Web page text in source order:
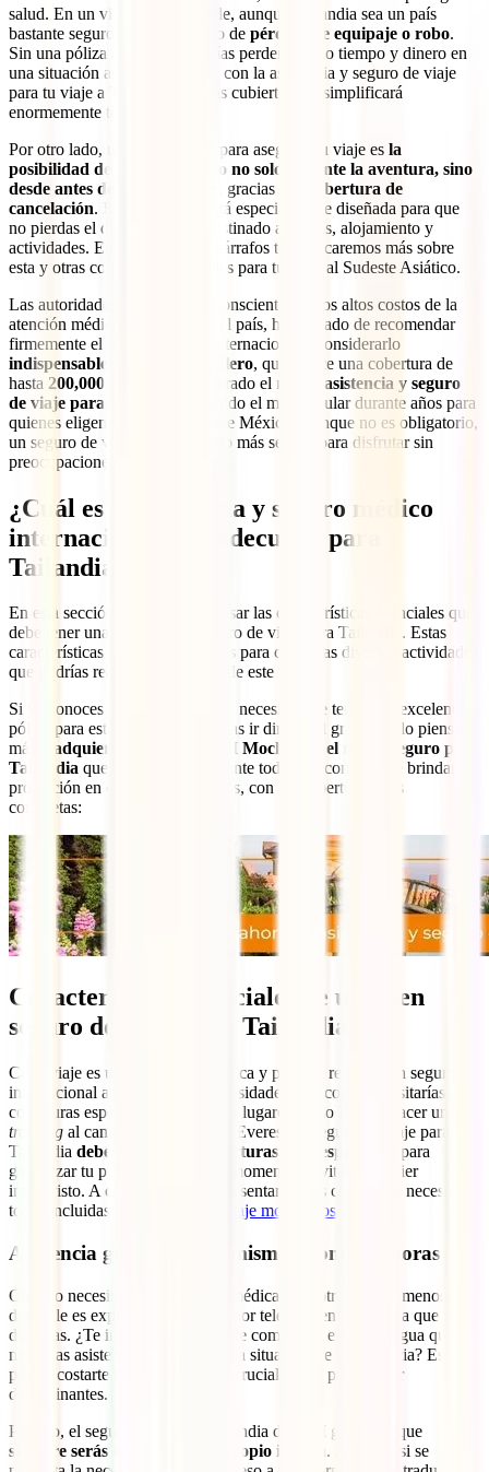
salud. En un viaje de esta índole, aunque Tailandia sea un país
bastante seguro, existe el riesgo de pérdida de equipaje o robo.
Sin una póliza adecuada, podrías perder mucho tiempo y dinero en
una situación así; sin embargo, con la asistencia y seguro de viaje
para tu viaje a Tailandia, estarás cubierto y se simplificará
enormemente todo el proceso.
Por otro lado, una razón clave para asegurar tu viaje es la
posibilidad de estar protegido no solo durante la aventura, sino
desde antes de que comience
, gracias a la
cobertura de
cancelación. Esta cobertura está especialmente diseñada para que
no pierdas el dinero que has destinado a vuelos, alojamiento y
actividades. En los siguientes párrafos te explicaremos más sobre
esta y otras coberturas esenciales para tu viaje al Sudeste Asiático.
Las autoridades de Tailandia, conscientes de los altos costos de la
atención médica de calidad en el país, han pasado de recomendar
firmemente el seguro médico internacional a considerarlo
indispensable
IATI Mochilero, que ofrece una cobertura de
hasta 200,000 USD , es considerado el mejor asistencia y seguro
de viaje para Tailandia
y ha sido el más popular durante años para
quienes eligen este destino desde México. Aunque no es obligatorio,
un seguro de viaje es tu respaldo más seguro para disfrutar sin
preocupaciones.
¿Cuál es la asistencia y seguro médico
internacional más adecuado para
Tailandia?
En esta sección, vamos a desglosar las características esenciales que
debe tener una asistencia y seguro de viaje para Tailandia. Estas
características son fundamentales para cubrir las diversas actividades
que podrías realizar en un viaje de este tipo.
Si ya conoces la importancia y la necesidad de tener una excelente
póliza para esta aventura, y deseas ir directo al grano, no lo pienses
más y
adquiere ahorita tu IATI Mochilero, el mejor seguro para
Tailandia que te respaldará durante todo tu recorrido y te brindará
protección en caso de imprevistos, con las coberturas más
completas:
Características esenciales de un buen
seguro de viaje para Tailandia
Cada viaje es una experiencia única y por ello requiere un seguro
internacional adaptado a sus necesidades. Así como necesitarías
coberturas específicas para visitar lugares como París o hacer un
trekking al campamento base del Everest, el seguro de viaje para
Tailandia debe contar con coberturas muy específicas
para
garantizar tu protección en todo momento y evitar cualquier
imprevisto. A continuación, te presentamos las coberturas necesarias,
todas incluidas en tu
seguro de viaje mochileros
Asistencia gratuita en tu mismo idioma 24 horas
Cuando necesites ayuda, ya sea médica o de otro tipo, lo menos
deseable es explicar tu situación por teléfono en un idioma que no
dominas. ¿Te imaginas tratando de comunicar en otra lengua que
necesitas asistencia urgente en una situación de emergencia? Esto
podría costarte tiempo y detalles cruciales que podrían ser
determinantes.
Por eso, el seguro de viaje a Tailandia de IATI garantiza que
siempre serás atendido en tu propio idioma . Además, si se